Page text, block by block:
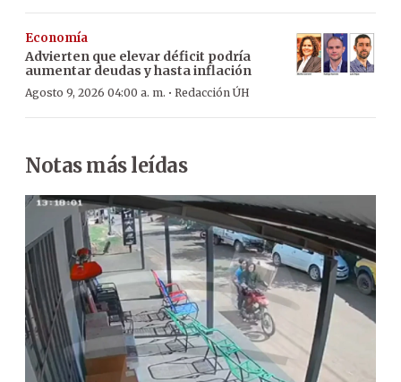
Economía
Advierten que elevar déficit podría
aumentar deudas y hasta inflación
Agosto 9, 2026 04:00 a. m. · Redacción ÚH
Notas más leídas